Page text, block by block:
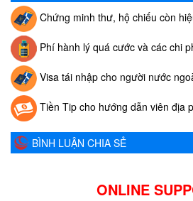
Chứng minh thư, hộ chiếu còn
Phí hành lý quá cước và các chi
Visa tái nhập cho người nước
Tiền Tip cho hướng dẫn viên địa
BÌNH LUẬN CHIA SẺ
ONLINE